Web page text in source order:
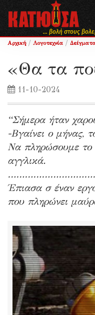
... βολή στους
Αρχική / Λογοτεχνία /
«Θα τα
11-10-2024
“Σήμερα ήταν
-Βγαίνει ο μήνας,
Να πληρώσουμε το
αγγλικά.
Έπιασα σ έναν
που πληρώνει